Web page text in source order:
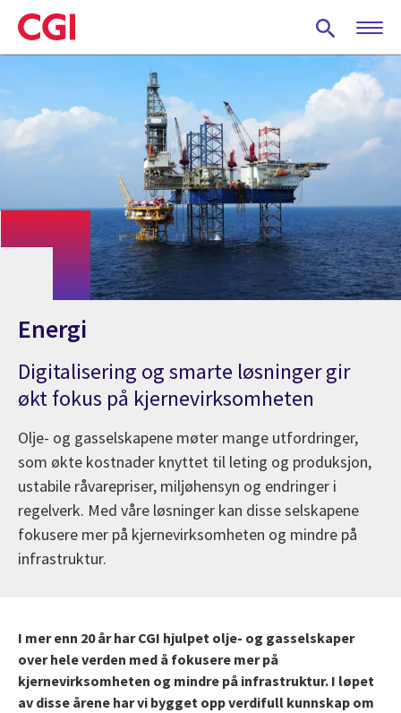
Skip
to
main
Energi
Digitalisering og smarte løsninger gir
økt fokus på kjernevirksomheten
Olje- og gasselskapene møter mange utfordringer,
som økte kostnader knyttet til leting og produksjon,
ustabile råvarepriser, miljøhensyn og endringer i
regelverk. Med våre løsninger kan disse selskapene
fokusere mer på kjernevirksomheten og mindre på
infrastruktur.
I mer enn 20 år har CGI hjulpet olje- og gasselskaper
over hele verden med å fokusere mer på
kjernevirksomheten og mindre på infrastruktur. I løpet
av disse årene har vi bygget opp verdifull kunnskap om